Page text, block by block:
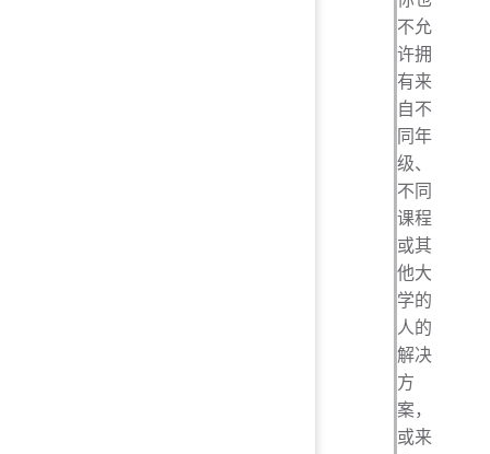
不允
许拥
有来
自不
同年
级、
不同
课程
或其
他大
学的
人的
解决
方
案，
或来